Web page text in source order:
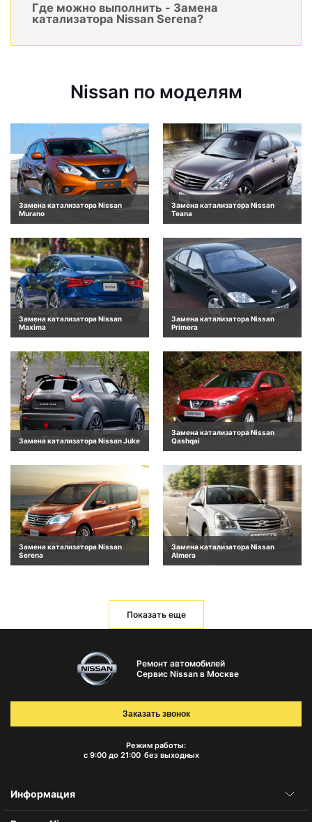
Где можно выполнить - Замена
катализатора Nissan Serena?
Nissan по моделям
Замена катализатора Nissan
Murano
Замена катализатора Nissan
Teana
Замена катализатора Nissan
Maxima
Замена катализатора Nissan
Primera
Замена катализатора Nissan Juke
Замена катализатора Nissan
Qashqai
Замена катализатора Nissan
Serena
Замена катализатора Nissan
Almera
Показать еще
Ремонт автомобилей
Сервис Nissan в Москве
Режим работы:
с 9:00 до 21:00 без выходных
Заказать звонок
Информация